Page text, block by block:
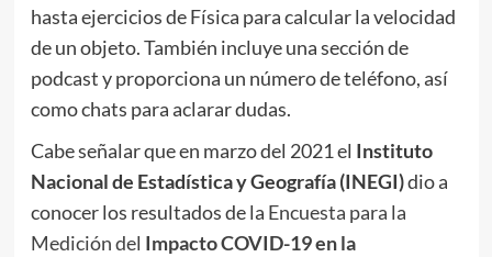
hasta ejercicios de Física para calcular la velocidad
de un objeto. También incluye una sección de
podcast y proporciona un número de teléfono, así
como chats para aclarar dudas.
Cabe señalar que en marzo del 2021 el Instituto
Nacional de Estadística y Geografía (INEGI)dio a
conocer los resultados de la Encuesta para la
Medición del Impacto COVID-19 en la